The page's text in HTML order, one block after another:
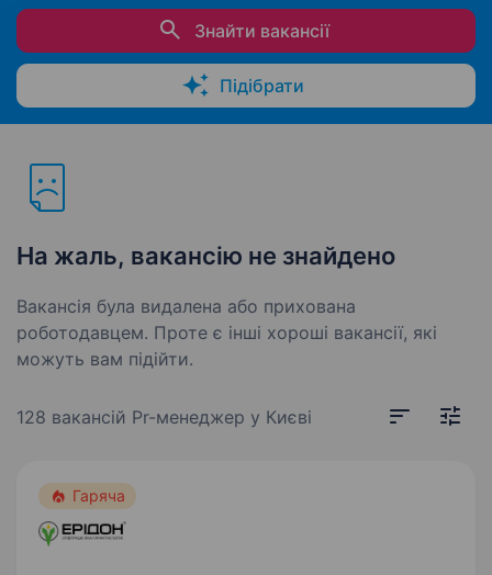
Знайти вакансії
Підібрати
На жаль, вакансію не знайдено
Вакансія була видалена або прихована
роботодавцем. Проте є інші хороші вакансії, які
можуть вам підійти.
128 вакансій Pr-менеджер у Києві
Гаряча